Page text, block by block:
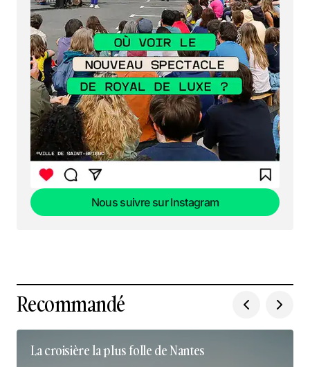
Nous suivre sur Instagram
Recommandé
La croisière la plus folle de Nantes